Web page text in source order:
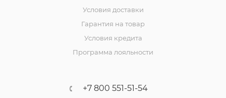
Условия доставки
Гарантия на товар
Условия кредита
Программа лояльности
+7 800 551-51-54